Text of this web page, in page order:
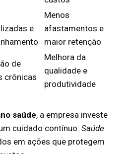
e
Menos
afastamentos e
maior retenção
de
crônicas
Melhora da
qualidade e
produtividade
saúde, a empresa investe
cuidado contínuo. Saúde
em ações que protegem